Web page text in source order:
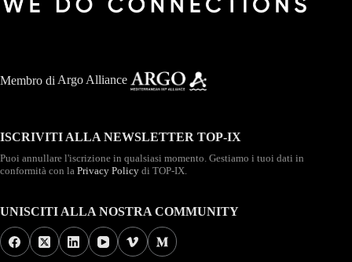
Membro di Argo Alliance
ISCRIVITI ALLA NEWSLETTER TOP-IX
Puoi annullare l'iscrizione in qualsiasi momento. Gestiamo i tuoi dati in
conformità con la Privacy Policy di TOP-IX.
UNISCITI ALLA NOSTRA COMMUNITY